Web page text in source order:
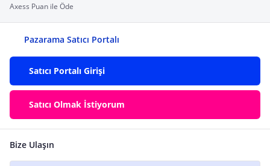
Axess Puan ile Öde
Pazarama Satıcı Portalı
Satıcı Portalı Girişi
Satıcı Olmak İstiyorum
Bize Ulaşın